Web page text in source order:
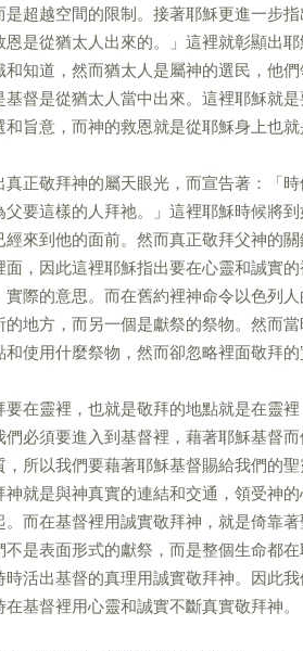
超越空間的限制。接著耶穌更進一步
是從猶太人出來的。」這裡就彰顯出
知道，然而猶太人是屬神的選民，他
督是從猶太人當中出來。這裡耶穌就
旨意，而神的救恩就是從耶穌身上也就
正敬拜神的屬天眼光，而宣告著：「
要這樣的人拜祂。」這裡耶穌時候將
來到他的面前。然而真正敬拜父神的
，因此這裡耶穌指出要在心靈和誠實
際的意思。而在舊約裡神命令以色列
地方，而另一個是獻祭的祭物。然而
使用什麼祭物，然而卻忽略裡面敬拜的
在靈裡，也就是敬拜的地點就是在靈
必須要進入到基督裡，藉著耶穌基督
所以我們要藉著耶穌基督賜給我們的
就是與神真實的連結和交通，領受神
而在基督裡用誠實敬拜神，就是倚靠
是表面形式的獻祭，而是整個生命都
活出基督的真理用誠實敬拜神。因此
基督裡用心靈和誠實不斷真實敬拜神。